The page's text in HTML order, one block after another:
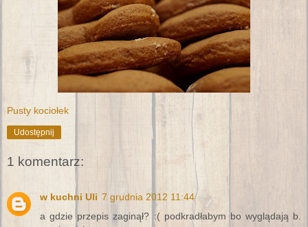
Pusty kociołek
Udostępnij
1 komentarz:
w kuchni Uli 7 grudnia 2012 11:44
a gdzie przepis zaginął? :( podkradłabym bo wyglądają b.